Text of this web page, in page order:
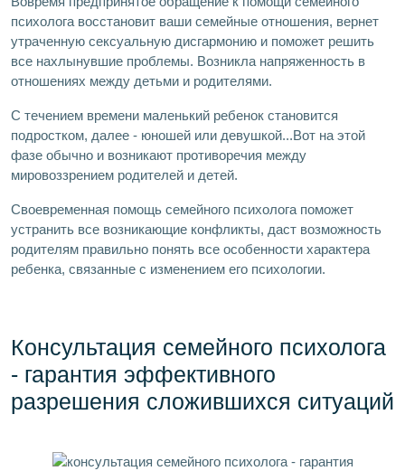
психолога восстановит ваши семейные отношения, вернет
утраченную сексуальную дисгармонию и поможет решить
все нахлынувшие проблемы. Возникла напряженность в
отношениях между детьми и родителями.
С течением времени маленький ребенок становится
подростком, далее - юношей или девушкой...Вот на этой
фазе обычно и возникают противоречия между
мировоззрением родителей и детей.
Своевременная помощь семейного психолога поможет
устранить все возникающие конфликты, даст возможность
родителям правильно понять все особенности характера
ребенка, связанные с изменением его психологии.
Консультация семейного психолога
- гарантия эффективного
разрешения сложившихся ситуаций